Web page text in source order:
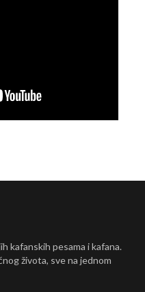
kafanskih pesama i kafana.
života, sve na jednom